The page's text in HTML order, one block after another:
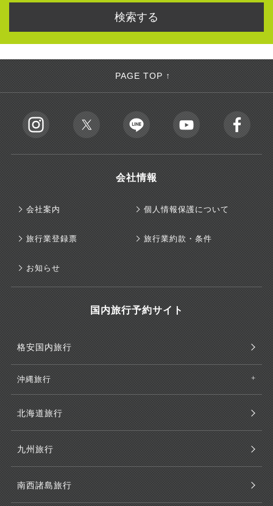
PAGE TOP ↑
会社情報
会社案内 個人情報保護について
旅行業登録票 旅行業約款・条件
お知らせ
国内旅行予約サイト
格安国内旅行
沖縄旅行
北海道旅行
九州旅行
南西諸島旅行